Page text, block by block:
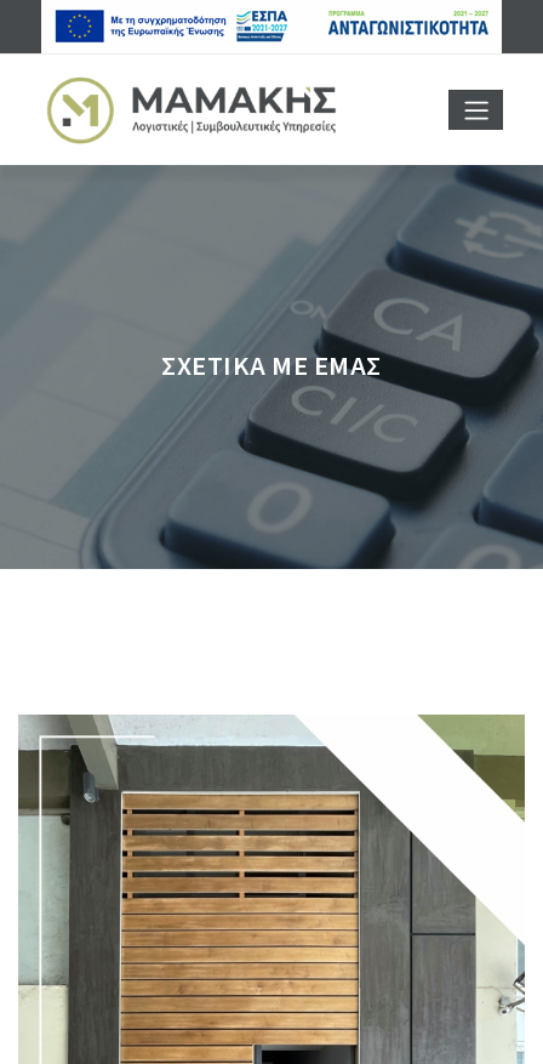
ΣΧΕΤΙΚΑ ΜΕ ΕΜΑΣ